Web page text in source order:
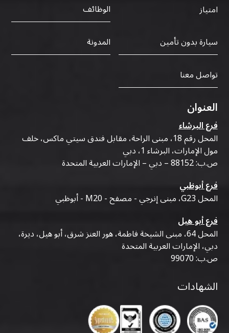
امتياز
الوظائف
سيارة بدون تأمين
المدونة
تواصل معنا
العنوان
فرع البرشاء
المحل رقم 18، مبنى الراحة، مقابل فندق سيتي ماكس، خلف
مول الإمارات، البرشاء 1، دبي
ص.ب: 88152 – دبي – الإمارات العربية المتحدة
فرع أبوظبي
المحل G23، مبنى إنرجي - مصفح - M20 - أبوظبي
فرع أبو هيل
المحل 64، مبنى الشيخة فاطمة، هور العنز شرق، أبو هيل، ديرة،
دبي، الإمارات العربية المتحدة
ص.ب: 99070
الشهادات